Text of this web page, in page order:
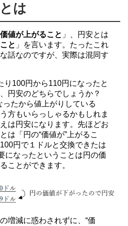
は
値が上がること 」、円安とは
と 」を言います。たったこれ
話なのですが、実際は混同す
100円から110円になったと
円安のどちらでしょうか？
ったから値上がりしている
方もいらっしゃるかもしれま
は円安になります。先ほどお
は「円の“価値が”上がるこ
円で１ドルと交換できたは
になったということは円の価
ことができます。
増減に惑わされずに、“価